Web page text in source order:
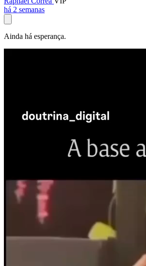
há 2 semanas
Ainda há esperança.